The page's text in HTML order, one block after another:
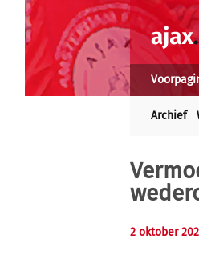
Archief
2 oktober